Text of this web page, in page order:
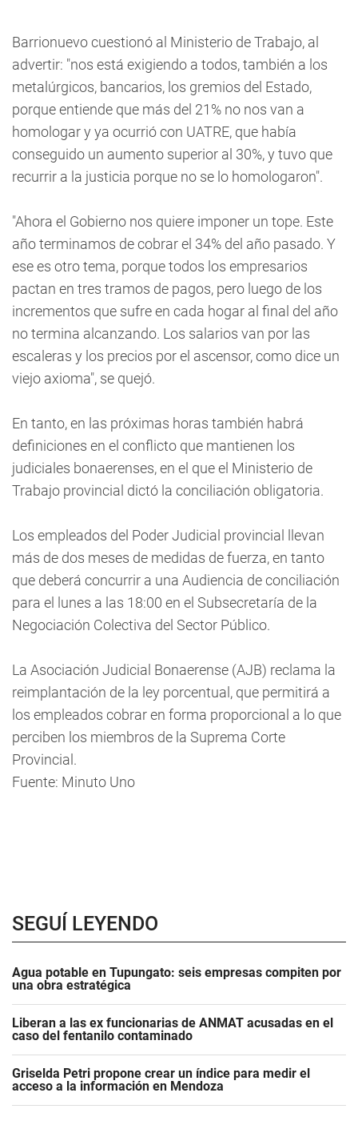
Barrionuevo cuestionó al Ministerio de Trabajo, al
advertir: "nos está exigiendo a todos, también a los
metalúrgicos, bancarios, los gremios del Estado,
porque entiende que más del 21% no nos van a
homologar y ya ocurrió con UATRE, que había
conseguido un aumento superior al 30%, y tuvo que
recurrir a la justicia porque no se lo homologaron".
"Ahora el Gobierno nos quiere imponer un tope. Este
año terminamos de cobrar el 34% del año pasado. Y
ese es otro tema, porque todos los empresarios
pactan en tres tramos de pagos, pero luego de los
incrementos que sufre en cada hogar al final del año
no termina alcanzando. Los salarios van por las
escaleras y los precios por el ascensor, como dice un
viejo axioma", se quejó.
En tanto, en las próximas horas también habrá
definiciones en el conflicto que mantienen los
judiciales bonaerenses, en el que el Ministerio de
Trabajo provincial dictó la conciliación obligatoria.
Los empleados del Poder Judicial provincial llevan
más de dos meses de medidas de fuerza, en tanto
que deberá concurrir a una Audiencia de conciliación
para el lunes a las 18:00 en el Subsecretaría de la
Negociación Colectiva del Sector Público.
La Asociación Judicial Bonaerense (AJB) reclama la
reimplantación de la ley porcentual, que permitirá a
los empleados cobrar en forma proporcional a lo que
perciben los miembros de la Suprema Corte
Provincial.
Fuente: Minuto Uno
SEGUÍ LEYENDO
Agua potable en Tupungato: seis empresas compiten por
una obra estratégica
Liberan a las ex funcionarias de ANMAT acusadas en el
caso del fentanilo contaminado
Griselda Petri propone crear un índice para medir el
acceso a la información en Mendoza